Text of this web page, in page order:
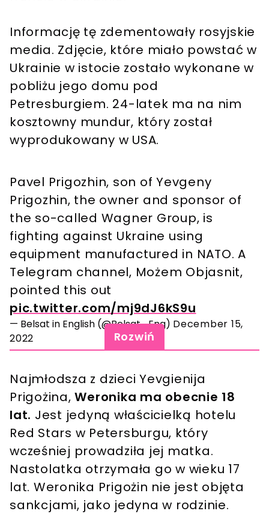
Informację tę zdementowały rosyjskie
media. Zdjęcie, które miało powstać w
Ukrainie w istocie zostało wykonane w
pobliżu jego domu pod
Petresburgiem. 24-latek ma na nim
kosztowny mundur, który został
wyprodukowany w USA.
Pavel Prigozhin, son of Yevgeny
Prigozhin, the owner and sponsor of
the so-called Wagner Group, is
fighting against Ukraine using
equipment manufactured in NATO. A
Telegram channel, Możem Objasnit,
pointed this out
pic.twitter.com/mj9dJ6kS9u
— Belsat in English (@Belsat_Eng) December 15,
2022
Rozwiń
Najmłodsza z dzieci Yevgienija
Prigożina,Weronika ma obecnie 18
lat. Jest jedyną właścicielką hotelu
Red Stars w Petersburgu, który
wcześniej prowadziła jej matka.
Nastolatka otrzymała go w wieku 17
lat. Weronika Prigożin nie jest objęta
sankcjami, jako jedyna w rodzinie.